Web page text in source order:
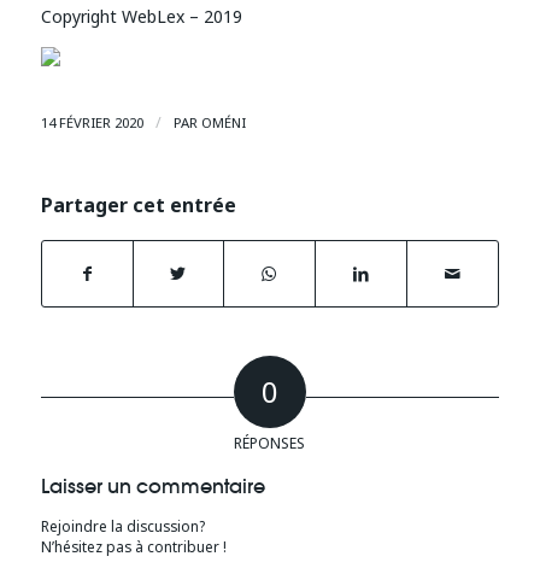
Copyright WebLex – 2019
14 FÉVRIER 2020 / PAR OMÉNI
Partager cet entrée
0
RÉPONSES
Laisser un commentaire
Rejoindre la discussion?
N’hésitez pas à contribuer !